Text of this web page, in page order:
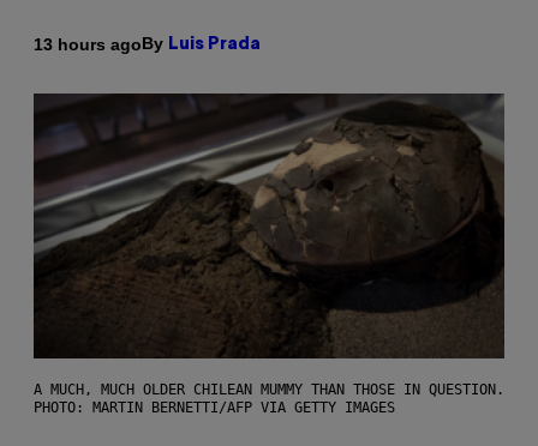
13 hours agoBy Luis Prada
A MUCH, MUCH OLDER CHILEAN MUMMY THAN THOSE IN QUESTION.
PHOTO: MARTIN BERNETTI/AFP VIA GETTY IMAGES